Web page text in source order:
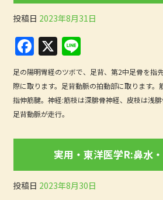
o
o
k
投稿日 2023年8月31日
F
a
c
e
b
o
k
X
n
e
足の陽明胃経のツボで、足背、第2中足骨を指
際に取ります。足背動脈の拍動部に取ります。
指伸筋腱。神経:筋枝は深腓骨神経、皮枝は浅
足背動脈が走行。
実用・東洋医学R:鼻水
投稿日 2023年8月30日